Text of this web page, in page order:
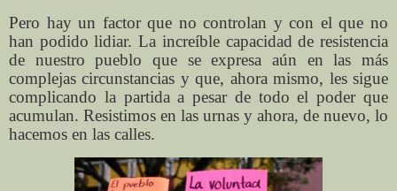
Pero hay un factor que no controlan y con el que no
han podido lidiar. La increíble capacidad de resistencia
de nuestro pueblo que se expresa aún en las más
complejas circunstancias y que, ahora mismo, les sigue
complicando la partida a pesar de todo el poder que
acumulan. Resistimos en las urnas y ahora, de nuevo, lo
hacemos en las calles.